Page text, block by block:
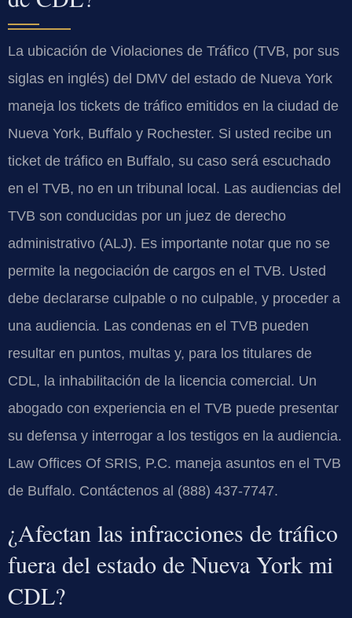
La ubicación de Violaciones de Tráfico (TVB, por sus
siglas en inglés) del DMV del estado de Nueva York
maneja los tickets de tráfico emitidos en la ciudad de
Nueva York, Buffalo y Rochester. Si usted recibe un
ticket de tráfico en Buffalo, su caso será escuchado
en el TVB, no en un tribunal local. Las audiencias del
TVB son conducidas por un juez de derecho
administrativo (ALJ). Es importante notar que no se
permite la negociación de cargos en el TVB. Usted
debe declararse culpable o no culpable, y proceder a
una audiencia. Las condenas en el TVB pueden
resultar en puntos, multas y, para los titulares de
CDL, la inhabilitación de la licencia comercial. Un
abogado con experiencia en el TVB puede presentar
su defensa y interrogar a los testigos en la audiencia.
Law Offices Of SRIS, P.C. maneja asuntos en el TVB
de Buffalo. Contáctenos al (888) 437-7747.
¿Afectan las infracciones de tráfico
fuera del estado de Nueva York mi
CDL?